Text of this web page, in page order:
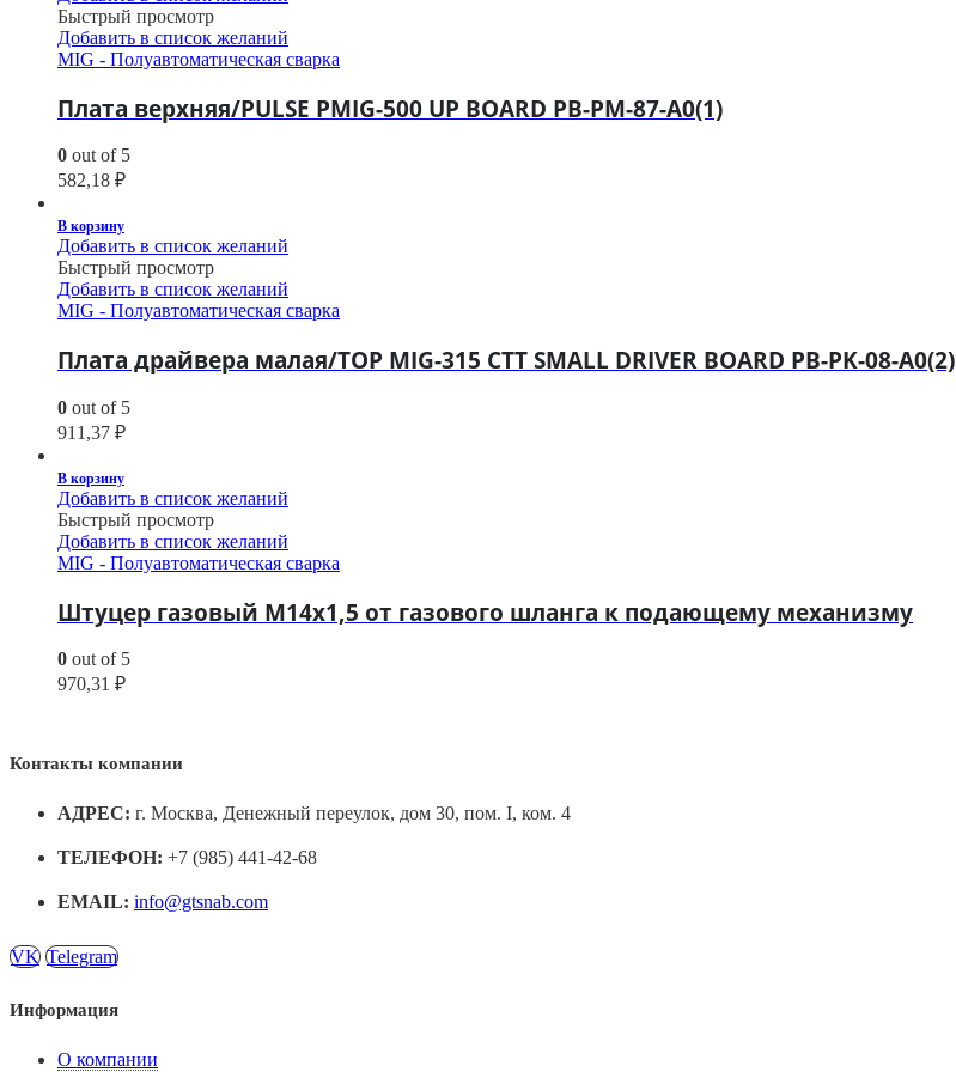
Быстрый просмотр
Добавить в список желаний
MIG - Полуавтоматическая сварка
Плата верхняя/PULSE PMIG-500 UP BOARD PB-PM-87-A0(1)
0 out of 5
582,18 ₽
В корзину
Добавить в список желаний
Быстрый просмотр
Добавить в список желаний
MIG - Полуавтоматическая сварка
Плата драйвера малая/TOP MIG-315 CTT SMALL DRIVER BOARD PB-PK-08-A0(2)
0 out of 5
911,37 ₽
В корзину
Добавить в список желаний
Быстрый просмотр
Добавить в список желаний
MIG - Полуавтоматическая сварка
Штуцер газовый М14х1,5 от газового шланга к подающему механизму
0 out of 5
970,31 ₽
Контакты компании
АДРЕС: г. Москва, Денежный переулок, дом 30, пом. I, ком. 4
ТЕЛЕФОН: +7 (985) 441-42-68
EMAIL: info@gtsnab.com
VK Telegram
Информация
О компании